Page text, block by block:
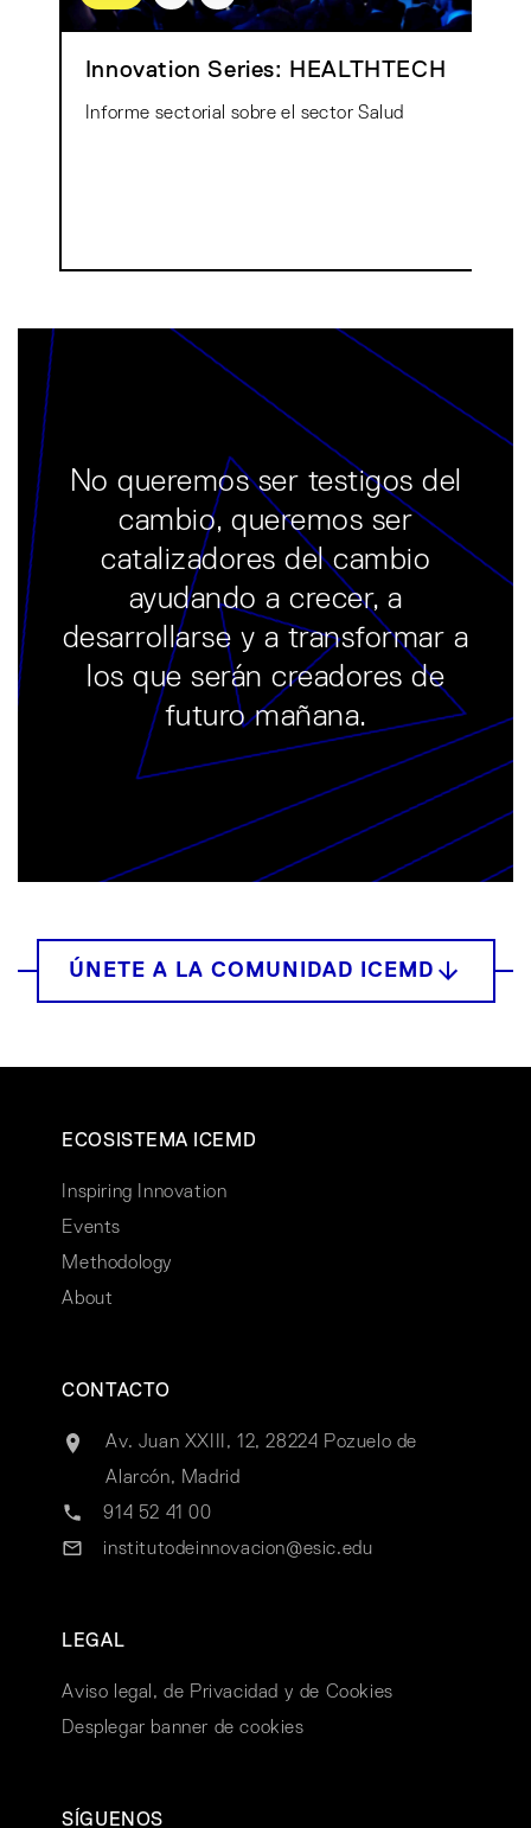
Innovation Series: HEALTHTECH
Informe sectorial sobre el sector Salud
No queremos ser testigos del
cambio, queremos ser
catalizadores del cambio
ayudando a crecer, a
desarrollarse y a transformar a
los que serán creadores de
futuro mañana.
ECOSISTEMA ICEMD
Inspiring Innovation
Events
Methodology
About
CONTACTO
Av. Juan XXIII, 12, 28224 Pozuelo de
Alarcón, Madrid
914 52 41 00
institutodeinnovacion@esic.edu
LEGAL
Aviso legal, de Privacidad y de Cookies
Desplegar banner de cookies
SÍGUENOS